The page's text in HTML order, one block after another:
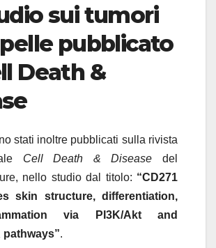
sui tumori
pubblicato
Death &
stati inoltre pubblicati sulla rivista
Cell Death & Disease del
nello studio dal titolo: “CD271
skin structure, differentiation,
via PI3K/Akt and
pathways”.